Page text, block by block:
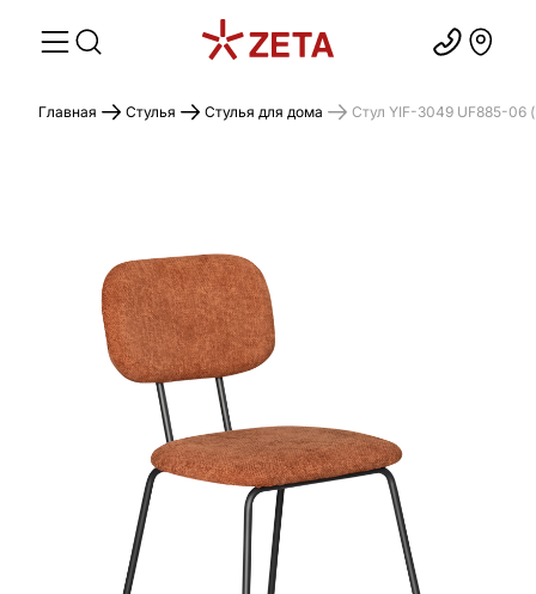
Главная Стулья Стулья для дома Стул YIF-3049 UF885-06